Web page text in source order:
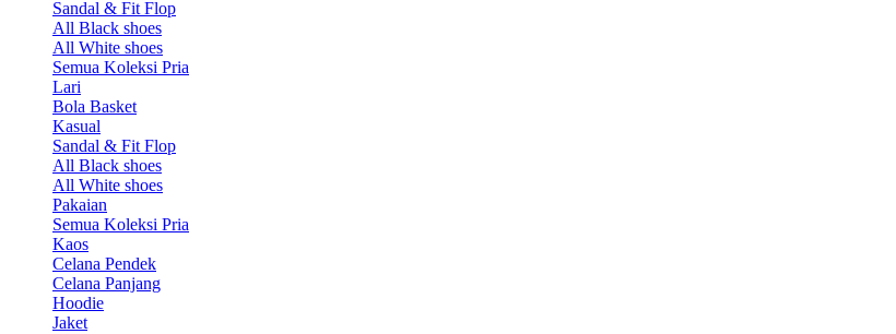
Sandal & Fit Flop
All Black shoes
All White shoes
Semua Koleksi Pria
Lari
Bola Basket
Kasual
Sandal & Fit Flop
All Black shoes
All White shoes
Pakaian
Semua Koleksi Pria
Kaos
Celana Pendek
Celana Panjang
Hoodie
Jaket